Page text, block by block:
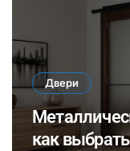
Двери
как